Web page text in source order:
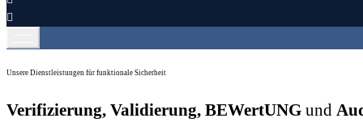
Unsere Dienstleistungen für funktionale Sicherheit
Verifizierung, Validierung, BEWertUNG und